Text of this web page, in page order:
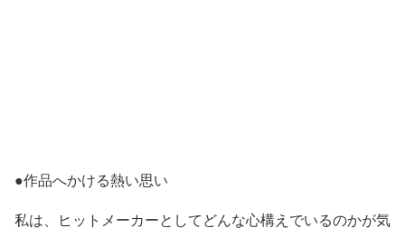
●作品へかける熱い思い
私は、ヒットメーカーとしてどんな心構えでいるのかが気